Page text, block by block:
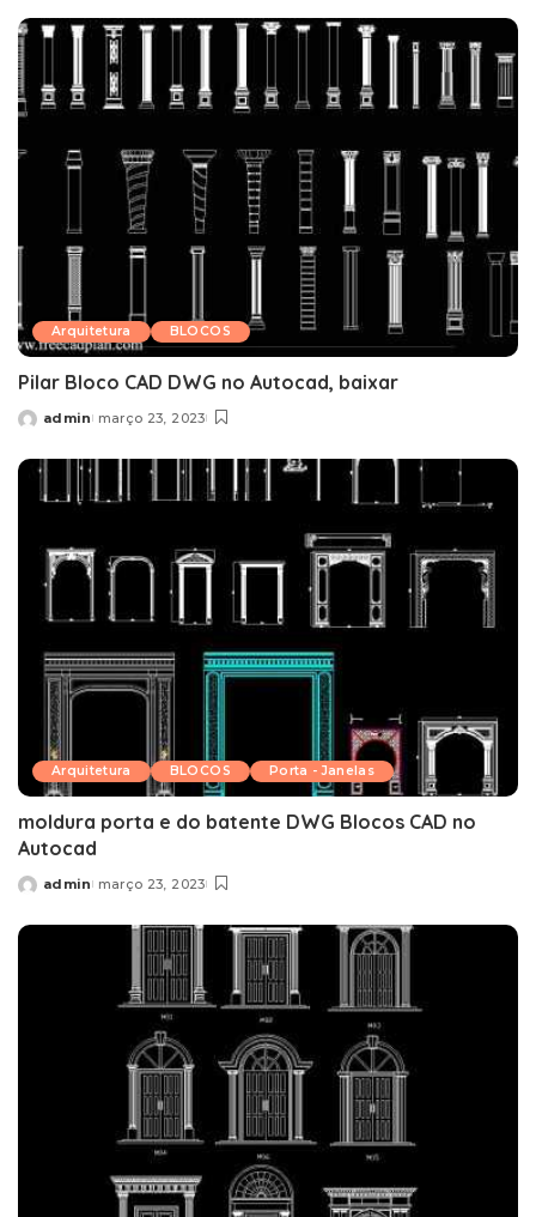
Arquitetura BLOCOS
Pilar Bloco CAD DWG no Autocad, baixar
Posted
admin março 23, 2023
Arquitetura BLOCOS Porta - Janelas
moldura porta e do batente DWG Blocos CAD no
Autocad
Posted
admin março 23, 2023